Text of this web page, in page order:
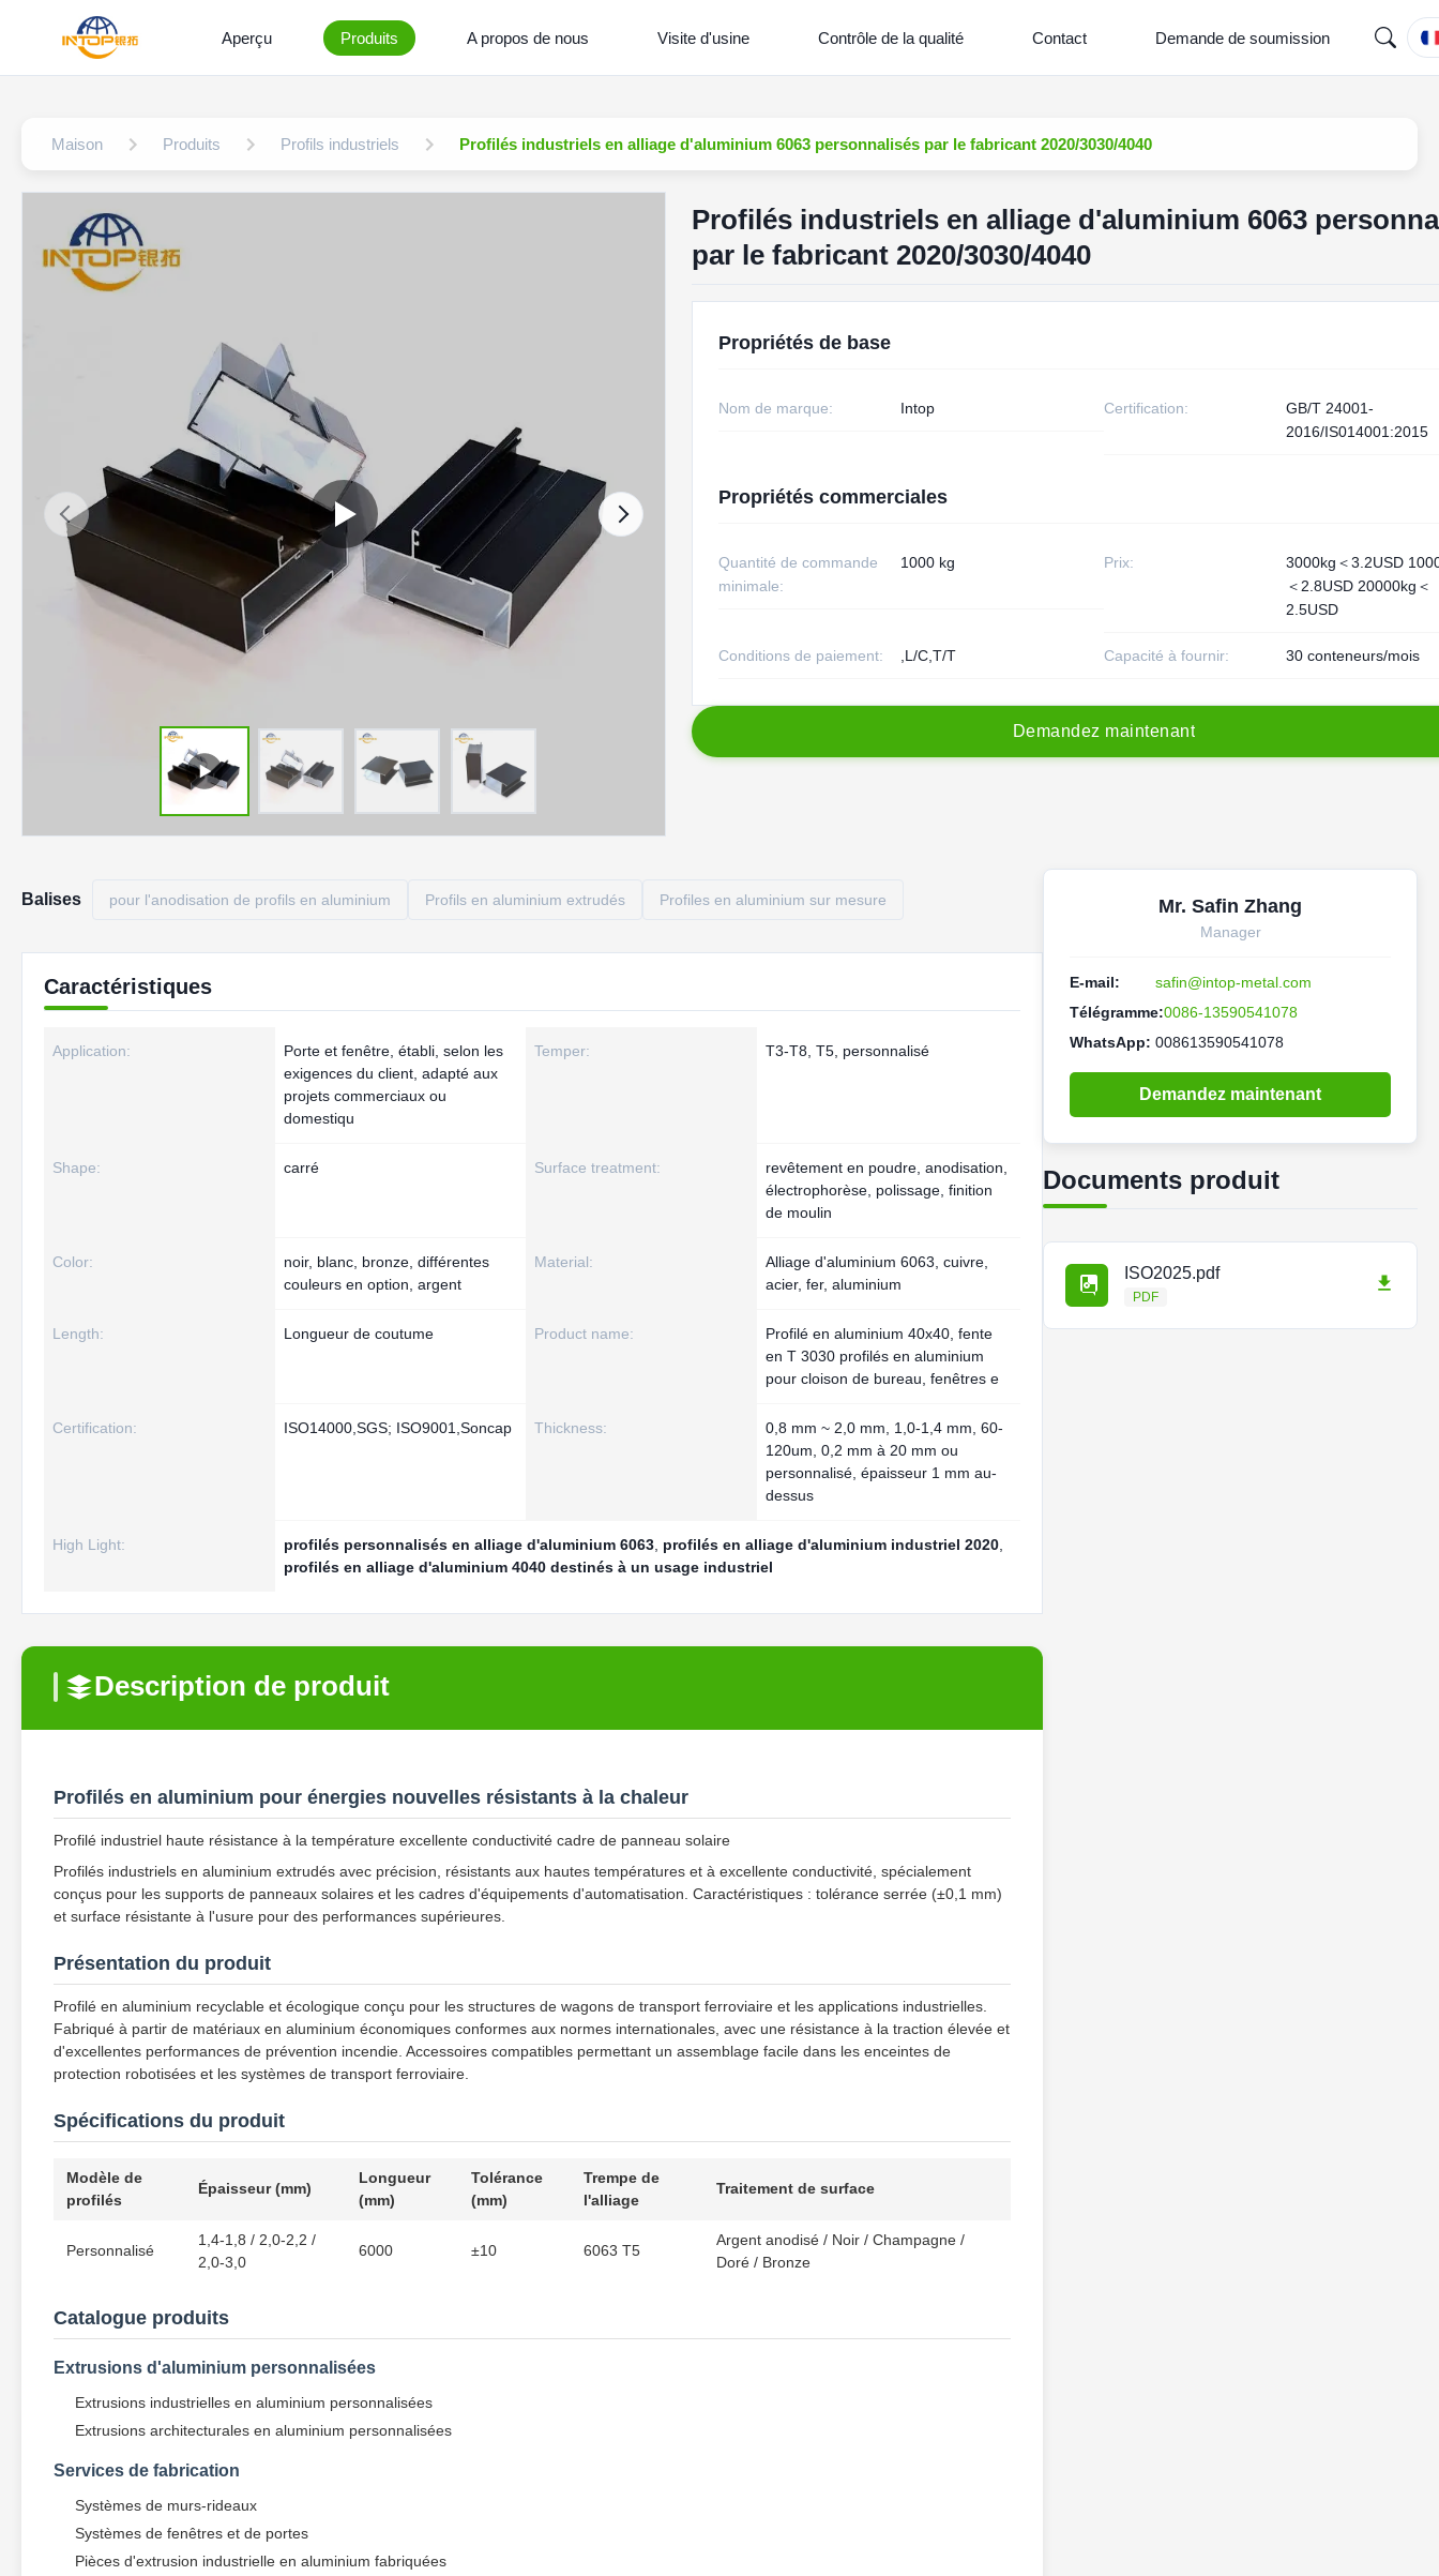
Aperçu Produits A propos de nous Visite d'usine Contrôle de la qualité Contact Demande de soumission
Maison Produits Profils industriels Profilés industriels en alliage d'aluminium 6063 personnalisés par le fabricant 2020/3030/4040
Profilés industriels en alliage d'aluminium 6063
par le fabricant 2020/3030/4040
Propriétés de base
Nom de marque: Intop Certification:
GB/T 24001-
2016/IS014001:2015
Propriétés commerciales
Quantité de commande
minimale:
1000 kg Prix:
3000kg＜3.2USD
＜2.8USD 20000kg＜
2.5USD
Conditions de paiement: ,L/C,T/T Capacité à fournir: 30 conteneurs/mois
Demandez maintenant
Balises pour l'anodisation de profils en aluminium Profils en aluminium extrudés Profiles en aluminium sur mesure
Caractéristiques
Application:
Porte et fenêtre, établi, selon les
exigences du client, adapté aux
projets commerciaux ou
domestiqu
Temper: T3-T8, T5, personnalisé
Shape: carré Surface treatment:
revêtement en poudre, anodisation,
électrophorèse, polissage, finition
de moulin
Color:
noir, blanc, bronze, différentes
couleurs en option, argent
Material:
Alliage d'aluminium 6063, cuivre,
acier, fer, aluminium
Length: Longueur de coutume Product name:
Profilé en aluminium 40x40, fente
en T 3030 profilés en aluminium
pour cloison de bureau, fenêtres e
Certification: ISO14000,SGS; ISO9001,Soncap Thickness:
0,8 mm ~ 2,0 mm, 1,0-1,4 mm, 60-
120um, 0,2 mm à 20 mm ou
personnalisé, épaisseur 1 mm au-
dessus
High Light: profilés personnalisés en alliage d'aluminium 6063 profilés en alliage d'aluminium industriel 2020
profilés en alliage d'aluminium 4040 destinés à un usage industriel
Description de produit
Profilés en aluminium pour énergies nouvelles résistants à la chaleur
Profilé industriel haute résistance à la température excellente conductivité cadre de panneau solaire
Profilés industriels en aluminium extrudés avec précision, résistants aux hautes températures et à excellente conductivité, spécialement
conçus pour les supports de panneaux solaires et les cadres d'équipements d'automatisation. Caractéristiques : tolérance serrée (±0,1 mm)
et surface résistante à l'usure pour des performances supérieures.
Présentation du produit
Profilé en aluminium recyclable et écologique conçu pour les structures de wagons de transport ferroviaire et les applications industrielles.
Fabriqué à partir de matériaux en aluminium économiques conformes aux normes internationales, avec une résistance à la traction élevée et
d'excellentes performances de prévention incendie. Accessoires compatibles permettant un assemblage facile dans les enceintes de
protection robotisées et les systèmes de transport ferroviaire.
Spécifications du produit
Modèle de
profilés
Épaisseur (mm)
Longueur
(mm)
Tolérance
(mm)
Trempe de
l'alliage
Traitement de surface
Personnalisé
1,4-1,8 / 2,0-2,2 /
2,0-3,0
6000 ±10 6063 T5
Argent anodisé / Noir / Champagne /
Doré / Bronze
Catalogue produits
Extrusions d'aluminium personnalisées
Extrusions industrielles en aluminium personnalisées
Extrusions architecturales en aluminium personnalisées
Services de fabrication
Systèmes de murs-rideaux
Systèmes de fenêtres et de portes
Pièces d'extrusion industrielle en aluminium fabriquées
Mr. Safin Zhang
Manager
E-mail:
safin@intop-metal.com
Télégramme:0086-13590541078
WhatsApp: 008613590541078
Demandez maintenant
Documents produit
ISO2025.pdf
PDF